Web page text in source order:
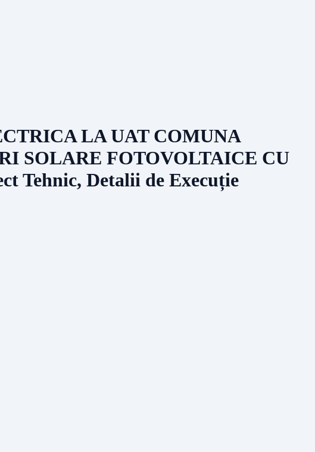
LA UAT COMUNA
SOLARE FOTOVOLTAICE CU
Tehnic, Detalii de Execuție